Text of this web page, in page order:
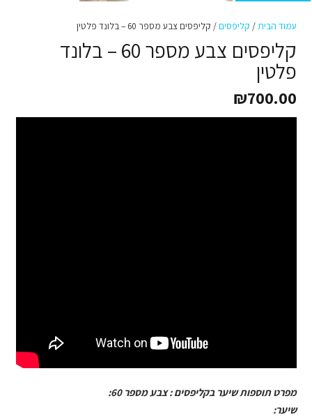
עמוד הבית / קליפסים/ קליפסים צבע מספר 60 – בלונד פלטין
קליפסים צבע מספר 60 – בלונד
פלטין
₪700.00
מפרט תוספות שיער בקליפסים : צבע מספר 60:
שיער: